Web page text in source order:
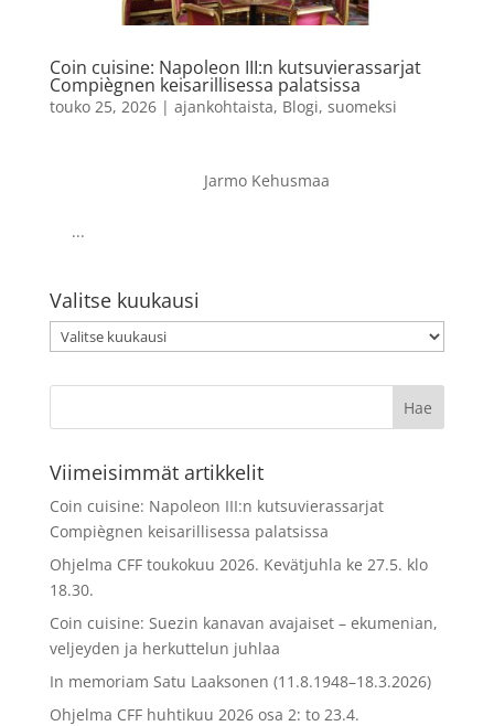
Coin cuisine: Napoleon III:n kutsuvierassarjat
Compiègnen keisarillisessa palatsissa
touko 25, 2026| ajankohtaista, Blogi, suomeksi
Jarmo Kehusmaa
...
Valitse kuukausi
Valitse
kuukausi
Viimeisimmät artikkelit
Coin cuisine: Napoleon III:n kutsuvierassarjat
Compiègnen keisarillisessa palatsissa
Ohjelma CFF toukokuu 2026. Kevätjuhla ke 27.5. klo
18.30.
Coin cuisine: Suezin kanavan avajaiset – ekumenian,
veljeyden ja herkuttelun juhlaa
In memoriam Satu Laaksonen (11.8.1948–18.3.2026)
Ohjelma CFF huhtikuu 2026 osa 2: to 23.4.